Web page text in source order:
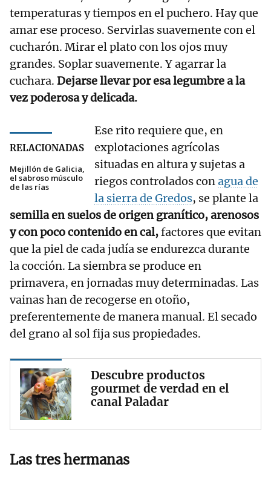
temperaturas y tiempos en el puchero. Hay que
amar ese proceso. Servirlas suavemente con el
cucharón. Mirar el plato con los ojos muy
grandes. Soplar suavemente. Y agarrar la
cuchara. Dejarse llevar por esa legumbre a la
vez poderosa y delicada.
RELACIONADAS
Mejillón de Galicia,
el sabroso músculo
de las rías
Ese rito requiere que, en
explotaciones agrícolas
situadas en altura y sujetas a
riegos controlados conagua de
la sierra de Gredos, se plante la
semilla en suelos de origen granítico, arenosos
y con poco contenido en cal,factores que evitan
que la piel de cada judía se endurezca durante
la cocción. La siembra se produce en
primavera, en jornadas muy determinadas. Las
vainas han de recogerse en otoño,
preferentemente de manera manual. El secado
del grano al sol fija sus propiedades.
Descubre productos
gourmet de verdad en el
canal Paladar
Las tres hermanas